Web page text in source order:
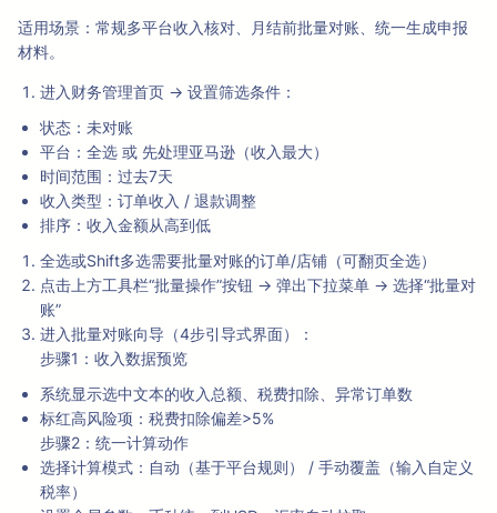
适用场景：常规多平台收入核对、月结前批量对账、统一生成申报
材料。
进入财务管理首页 → 设置筛选条件：
状态：未对账
平台：全选 或 先处理亚马逊（收入最大）
时间范围：过去7天
收入类型：订单收入 / 退款调整
排序：收入金额从高到低
全选或Shift多选需要批量对账的订单/店铺（可翻页全选）
点击上方工具栏“批量操作”按钮 → 弹出下拉菜单 → 选择“批量对
账”
进入批量对账向导（4步引导式界面）：
步骤1：收入数据预览
系统显示选中文本的收入总额、税费扣除、异常订单数
标红高风险项：税费扣除偏差>5%
步骤2：统一计算动作
选择计算模式：自动（基于平台规则） / 手动覆盖（输入自定义
税率）